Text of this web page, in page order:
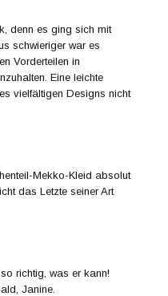
denn es ging sich mit
schwieriger war es
Vorderteilen in
Eine leichte
vielfältigen Designs nicht
Mekko-Kleid absolut
das Letzte seiner Art
richtig, was er kann!
Janine.